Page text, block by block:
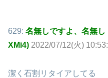
629: 名無しですよ、名無し
XMi4) 2022/07/12(火)
潔く石割リタイアしてる